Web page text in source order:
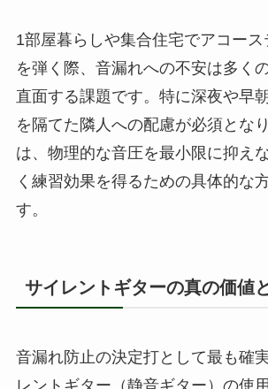
1部屋暮らしや集合住宅でアコー
を弾く際、音漏れへの不安は多く
直面する課題です。特に深夜や早
を隔てた隣人への配慮が必須とな
は、物理的な音圧を最小限に抑え
く練習効果を得るための具体的な
す。
サイレントギターの真の価値
音漏れ防止の決定打として最も確